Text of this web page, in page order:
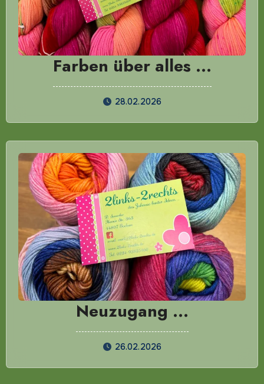
Farben über alles …
28.02.2026
Neuzugang …
26.02.2026